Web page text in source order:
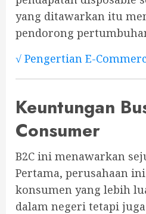
yang ditawarkan itu
pendorong
√ Pengertian E-
Keuntungan
Consumer
B2C ini menawarkan
Pertama, perusahaan
konsumen yang lebih
dalam negeri tetapi